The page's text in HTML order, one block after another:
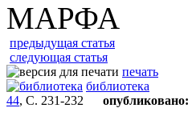
МАРФА
предыдущая статья
следующая статья
печать
библиотека
44, С. 231-232 опубликовано: